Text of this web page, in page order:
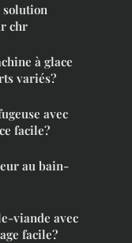
solution
chr
à glace
variés?
avec
facile?
au bain-
viande avec
facile?